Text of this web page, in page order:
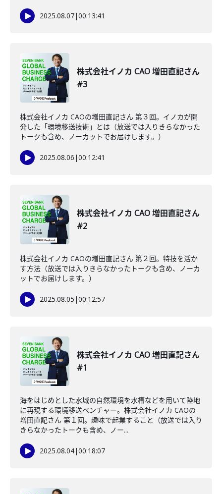
2025.08.07|00:13:41
株式会社イノカ CAO 増田直記さん
#3
株式会社イノカ CAOの増田直記さん 第３回。イノカが開
発した「環境移送技術」とは（放送では入りきらなかった
トークも含め、ノーカットでお届けします。）
2025.08.06 |00:12:41
株式会社イノカ CAO 増田直記さん
#2
株式会社イノカ CAOの増田直記さん 第２回。特技を活か
す方法（放送では入りきらなかったトークも含め、ノーカ
ットでお届けします。）
2025.08.05 |00:12:57
株式会社イノカ CAO 増田直記さん
#1
海をはじめとした水域の自然環境を水槽などを用いて陸地
に再現する環境移送ベンチャー。株式会社イノカ CAOの
増田直記さん 第１回。趣味で起業すること（放送では入り
きらなかったトークも含め、ノー...
2025.08.04|00:18:07